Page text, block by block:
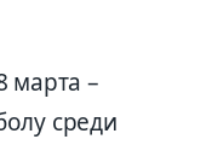
марта –
среди